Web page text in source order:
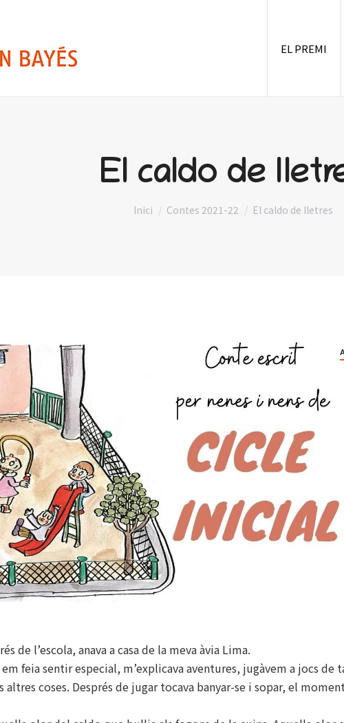
EL PREMI
El caldo de
You are here:
Inici Contes 2021-22 El caldo de lletres
de l’escola, anava a casa de la meva àvia Lima.
feia sentir especial, m’explicava aventures, jugàvem a jocs de
coses. Després de jugar tocava banyar-se i sopar, el